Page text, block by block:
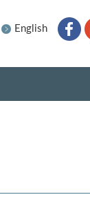
English